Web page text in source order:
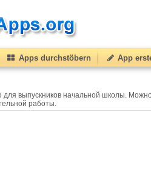
Apps durchstöbern App
выпускников начальной школы.
работы.